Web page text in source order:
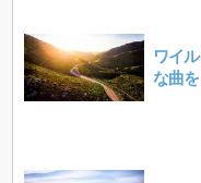
ワイ
な曲